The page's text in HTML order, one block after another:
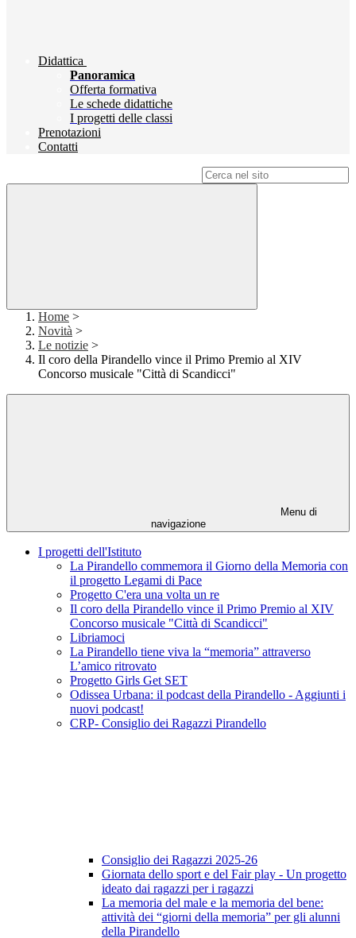
Didattica
Panoramica
Offerta formativa
Le schede didattiche
I progetti delle classi
Prenotazioni
Contatti
Home >
Novità >
Le notizie >
Il coro della Pirandello vince il Primo Premio al XIV
Concorso musicale "Città di Scandicci"
Menu di
navigazione
I progetti dell'Istituto
La Pirandello commemora il Giorno della Memoria con
il progetto Legami di Pace
Progetto C'era una volta un re
Il coro della Pirandello vince il Primo Premio al XIV
Concorso musicale "Città di Scandicci"
Libriamoci
La Pirandello tiene viva la “memoria” attraverso
L’amico ritrovato
Progetto Girls Get SET
Odissea Urbana: il podcast della Pirandello - Aggiunti i
nuovi podcast!
CRP- Consiglio dei Ragazzi Pirandello
Consiglio dei Ragazzi 2025-26
Giornata dello sport e del Fair play - Un progetto
ideato dai ragazzi per i ragazzi
La memoria del male e la memoria del bene:
attività dei “giorni della memoria” per gli alunni
della Pirandello